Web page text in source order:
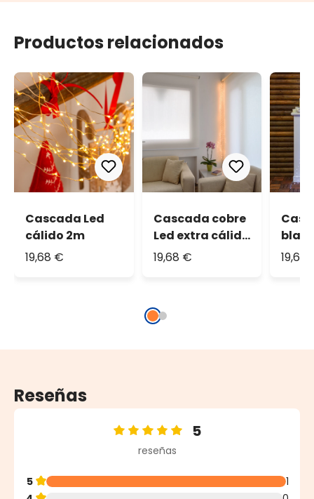
Productos relacionados
Cascada Led
cálido 2m
19,68 €
Cascada cobre
Led extra cálido
2m
19,68 €
19,68
Reseñas
Calificación promedio de 5 de 5 estrellas
5
reseñas
5
1